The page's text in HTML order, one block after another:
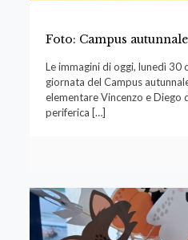
Foto: Campus
Le immagini di oggi, lunedì
giornata del Campus
elementare Vincenzo e Diego
periferica […]